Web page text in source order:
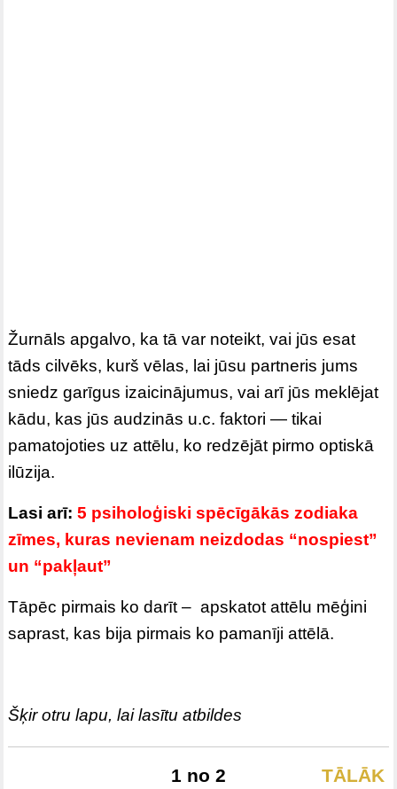
Žurnāls apgalvo, ka tā var noteikt, vai jūs esat
tāds cilvēks, kurš vēlas, lai jūsu partneris jums
sniedz garīgus izaicinājumus, vai arī jūs meklējat
kādu, kas jūs audzinās u.c. faktori — tikai
pamatojoties uz attēlu, ko redzējāt pirmo optiskā
ilūzija.
Lasi arī:5 psiholoģiski spēcīgākās zodiaka
zīmes, kuras nevienam neizdodas “nospiest”
un “pakļaut”
Tāpēc pirmais ko darīt – apskatot attēlu mēģini
saprast, kas bija pirmais ko pamanīji attēlā.
Šķir otru lapu, lai lasītu atbildes
TĀLĀK
1 no 2